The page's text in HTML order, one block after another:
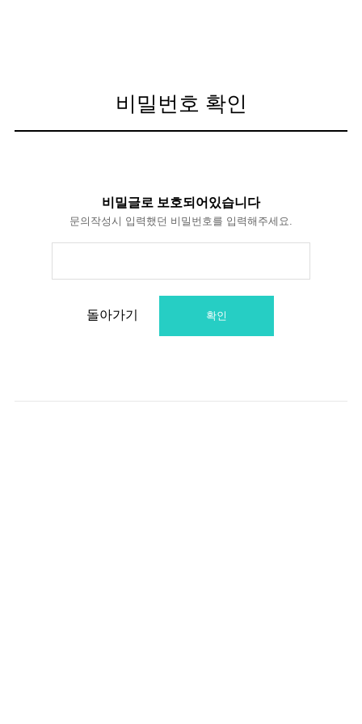
비밀번호 확인
비밀글로 보호되어있습니다
문의작성시 입력했던 비밀번호를 입력해주세요.
돌아가기